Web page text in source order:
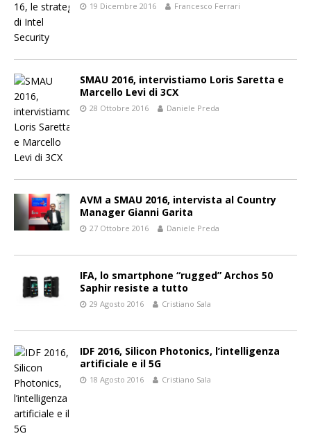
19 Dicembre 2016 Francesco Ferrari
SMAU 2016, intervistiamo Loris Saretta e
Marcello Levi di 3CX
28 Ottobre 2016 Daniele Preda
AVM a SMAU 2016, intervista al Country
Manager Gianni Garita
27 Ottobre 2016 Daniele Preda
IFA, lo smartphone “rugged” Archos 50
Saphir resiste a tutto
29 Agosto 2016 Cristiano Sala
IDF 2016, Silicon Photonics, l’intelligenza
artificiale e il 5G
18 Agosto 2016 Cristiano Sala